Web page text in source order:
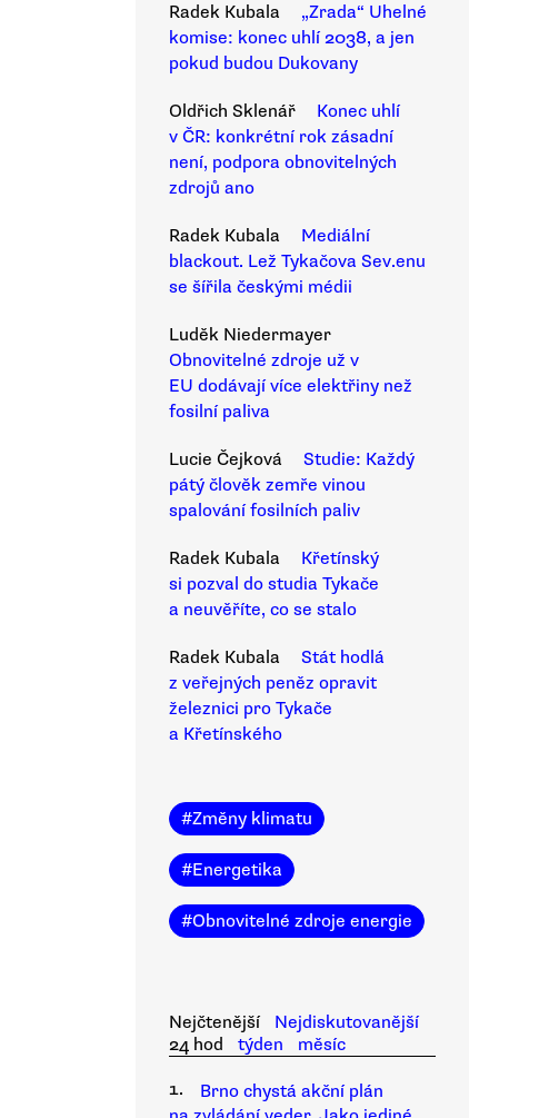
Radek Kubala
„Zrada“ Uhelné
komise: konec uhlí 2038, a jen
pokud budou Dukovany
Oldřich Sklenář
Konec uhlí
v ČR: konkrétní rok zásadní
není, podpora obnovitelných
zdrojů ano
Radek Kubala
Mediální
blackout. Lež Tykačova Sev.enu
se šířila českými médii
Luděk Niedermayer
Obnovitelné zdroje už v
EU dodávají více elektřiny než
fosilní paliva
Lucie Čejková
Studie: Každý
pátý člověk zemře vinou
spalování fosilních paliv
Radek Kubala
Křetínský
si pozval do studia Tykače
a neuvěříte, co se stalo
Radek Kubala
Stát hodlá
z veřejných peněz opravit
železnici pro Tykače
a Křetínského
#Změny klimatu
#Energetika
#Obnovitelné zdroje energie
Nejčtenější
Nejdiskutovanější
24 hod
týden
měsíc
1.
Brno chystá akční plán